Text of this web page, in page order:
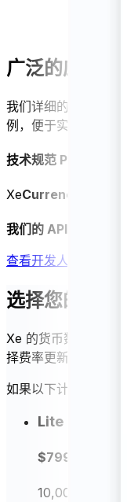
广泛的应用程
我们详细的货币应用
例，便于实施。
非技
技术规范 PDF - 专
XeCurrency Data
我们的 API GitHub 存
查看开发人员文档
选择您的语言
Xe 的货币数据 API
择费率更新频率和每
如果以下计划不能满
Lite
$799
10,000